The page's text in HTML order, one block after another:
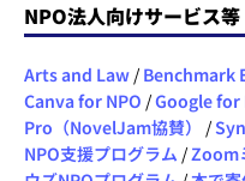
NPO法人向けサービス等
Arts and Law / Benchmark
Canva for NPO /Google
Pro（NovelJam協賛）
/
NPO支援プログラム /Zoom